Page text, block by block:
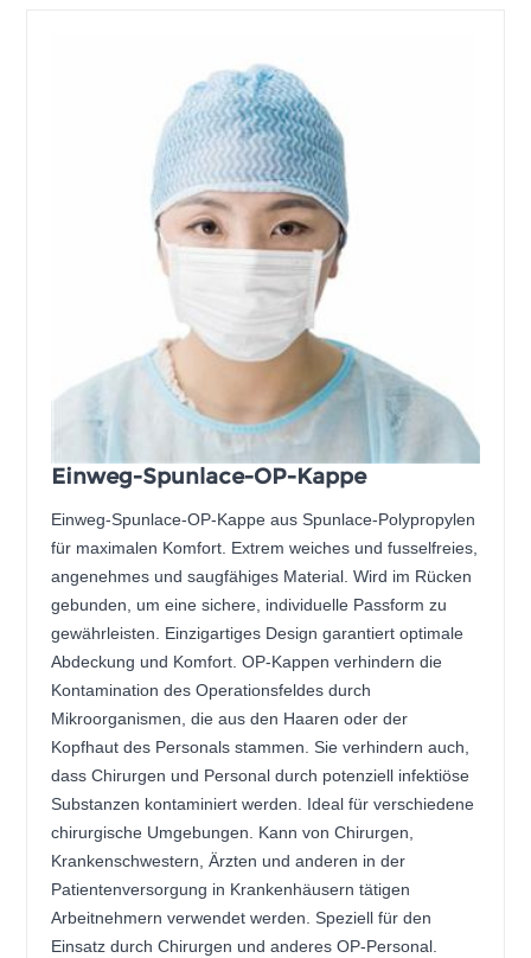
Einweg-Spunlace-OP-Kappe
Einweg-Spunlace-OP-Kappe aus Spunlace-Polypropylen
für maximalen Komfort. Extrem weiches und fusselfreies,
angenehmes und saugfähiges Material. Wird im Rücken
gebunden, um eine sichere, individuelle Passform zu
gewährleisten. Einzigartiges Design garantiert optimale
Abdeckung und Komfort. OP-Kappen verhindern die
Kontamination des Operationsfeldes durch
Mikroorganismen, die aus den Haaren oder der
Kopfhaut des Personals stammen. Sie verhindern auch,
dass Chirurgen und Personal durch potenziell infektiöse
Substanzen kontaminiert werden. Ideal für verschiedene
chirurgische Umgebungen. Kann von Chirurgen,
Krankenschwestern, Ärzten und anderen in der
Patientenversorgung in Krankenhäusern tätigen
Arbeitnehmern verwendet werden. Speziell für den
Einsatz durch Chirurgen und anderes OP-Personal.